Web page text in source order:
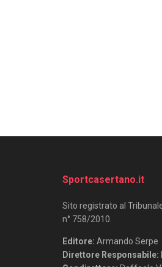
Sportcasertano.it
Sito registrato al
n° 758/2010.
Editore: Armando Serpe
Direttore Responsabile: